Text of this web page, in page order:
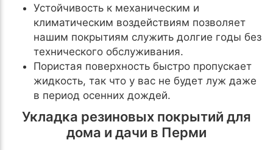
Устойчивость к механическим и
климатическим воздействиям позволяет
нашим покрытиям служить долгие годы без
технического обслуживания.
Пористая поверхность быстро пропускает
жидкость, так что у вас не будет луж даже
в период осенних дождей.
Укладка резиновых покрытий для
дома и дачи в Перми